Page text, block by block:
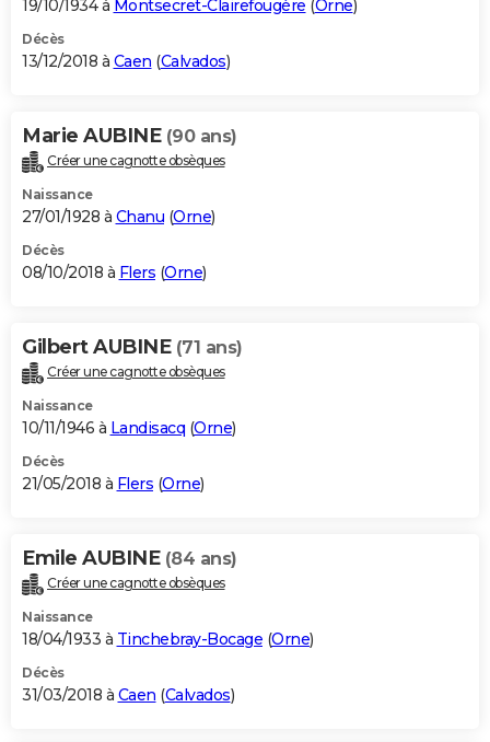
19/10/1934 à Montsecret-Clairefougère (Orne)
Décès
13/12/2018 à Caen (Calvados)
Marie AUBINE (90 ans)
Créer une cagnotte obsèques
Naissance
27/01/1928 à Chanu (Orne)
Décès
08/10/2018 à Flers (Orne)
Gilbert AUBINE (71 ans)
Créer une cagnotte obsèques
Naissance
10/11/1946 à Landisacq (Orne)
Décès
21/05/2018 à Flers (Orne)
Emile AUBINE (84 ans)
Créer une cagnotte obsèques
Naissance
18/04/1933 à Tinchebray-Bocage (Orne)
Décès
31/03/2018 à Caen (Calvados)